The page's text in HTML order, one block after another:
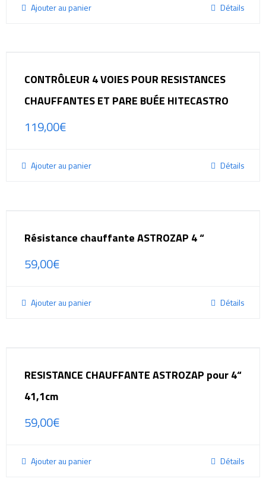
Ajouter au panier Détails
CONTRÔLEUR 4 VOIES POUR RESISTANCES
CHAUFFANTES ET PARE BUÉE HITECASTRO
119,00€
Ajouter au panier Détails
Résistance chauffante ASTROZAP 4 “
59,00€
Ajouter au panier Détails
RESISTANCE CHAUFFANTE ASTROZAP pour 4“
41,1cm
59,00€
Ajouter au panier Détails